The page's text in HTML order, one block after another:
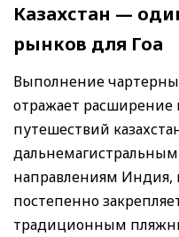
Казахстан —
рынков для Гоа
Выполнение
отражает
путешествий
направлениям Индия,
постепенно
традиционным